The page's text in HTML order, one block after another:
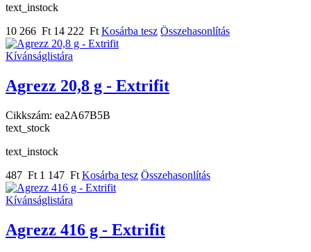
text_instock
10 266 Ft 14 222 Ft Kosárba tesz Összehasonlítás
Kívánságlistára
Agrezz 20,8 g - Extrifit
Cikkszám: ea2A67B5B
text_stock
text_instock
487 Ft 1 147 Ft Kosárba tesz Összehasonlítás
Kívánságlistára
Agrezz 416 g - Extrifit